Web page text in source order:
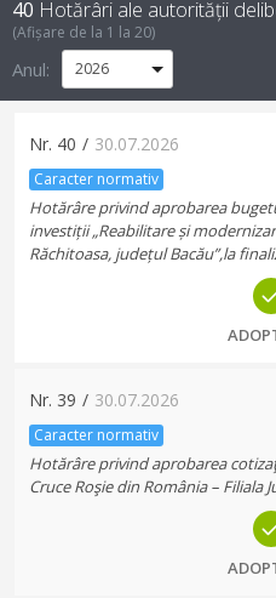
40 Hotărâri ale autorității
(Afișare de la 1 la 20)
Anul:
Nr. 40 / 30.07.2026
Caracter normativ
Hotărâre privind aprobarea
investiții „Reabilitare și
Răchitoasa, județul Bacău”,la
Nr. 39 / 30.07.2026
Caracter normativ
Hotărâre privind aprobarea
Cruce Roşie din România – Filiala